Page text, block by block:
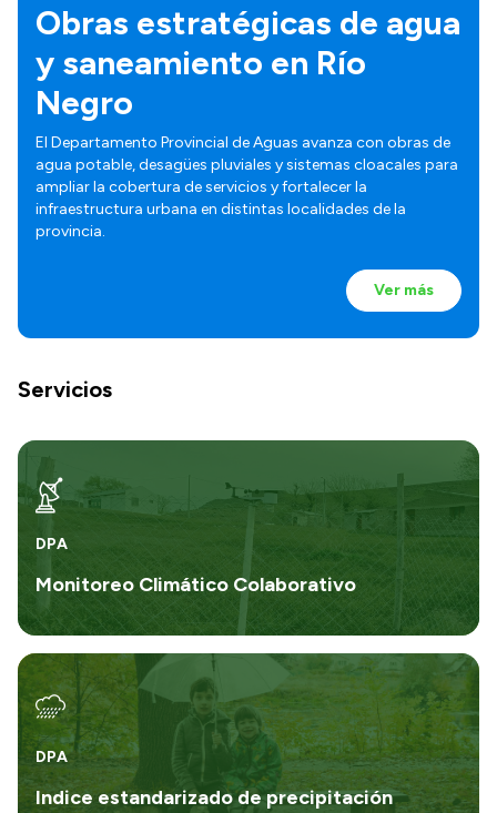
Obras estratégicas de agua
y saneamiento en Río
Negro
El Departamento Provincial de Aguas avanza con obras de
agua potable, desagües pluviales y sistemas cloacales para
ampliar la cobertura de servicios y fortalecer la
infraestructura urbana en distintas localidades de la
provincia.
Ver más
Servicios
Monitoreo Climático Colaborativo
DPA
Indice estandarizado de precipitación
DPA